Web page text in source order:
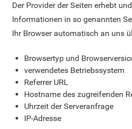
Der Provider der Seiten erhebt
Informationen in so genannten
Ihr Browser automatisch an uns
Browsertyp und
verwendetes Betriebssystem
Referrer URL
Hostname des zugreifenden
Uhrzeit der Serveranfrage
IP-Adresse